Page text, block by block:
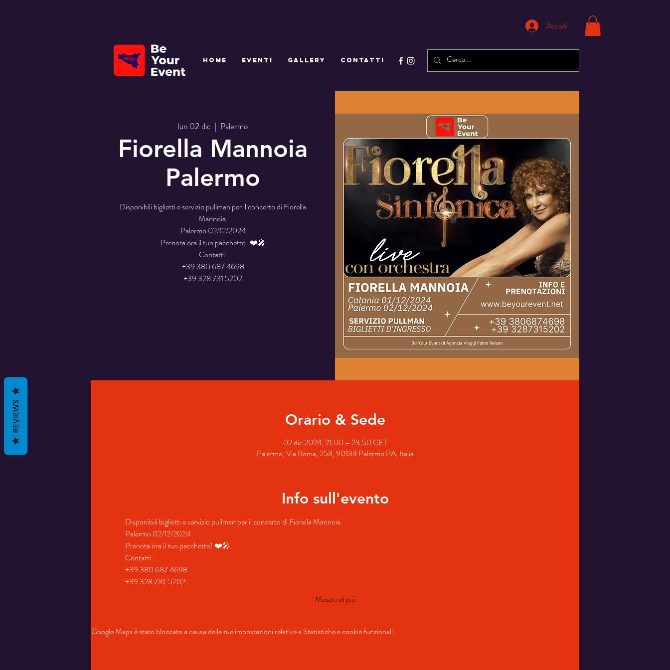
Accedi
lun 02 dic
  |
Palermo
Fiorella Mannoia
Palermo
Disponibili biglietti e servizio pullman per il concerto di Fiorella
Mannoia.
Palermo 02/12/2024
Prenota ora il tuo pacchetto! ❤️🎤
Contatti:
+39 380 687 4698
Orario & Sede
02 dic 2024, 21:00 – 23:50 CET
Palermo, Via Roma, 258, 90133 Palermo PA, Italia
Info sull'evento
Disponibili biglietti e servizio pullman per il concerto di Fiorella Mannoia.
Palermo 02/12/2024
Prenota ora il tuo pacchetto! ❤️🎤
Contatti:
+39 380 687 4698
+39 328 731  5202
Mostra di più
Google Maps è stato bloccato a causa delle tue impostazioni relative a Statistiche e cookie funzionali.
HOME EVENTI GALLERY CONTATTI
REVIEWS